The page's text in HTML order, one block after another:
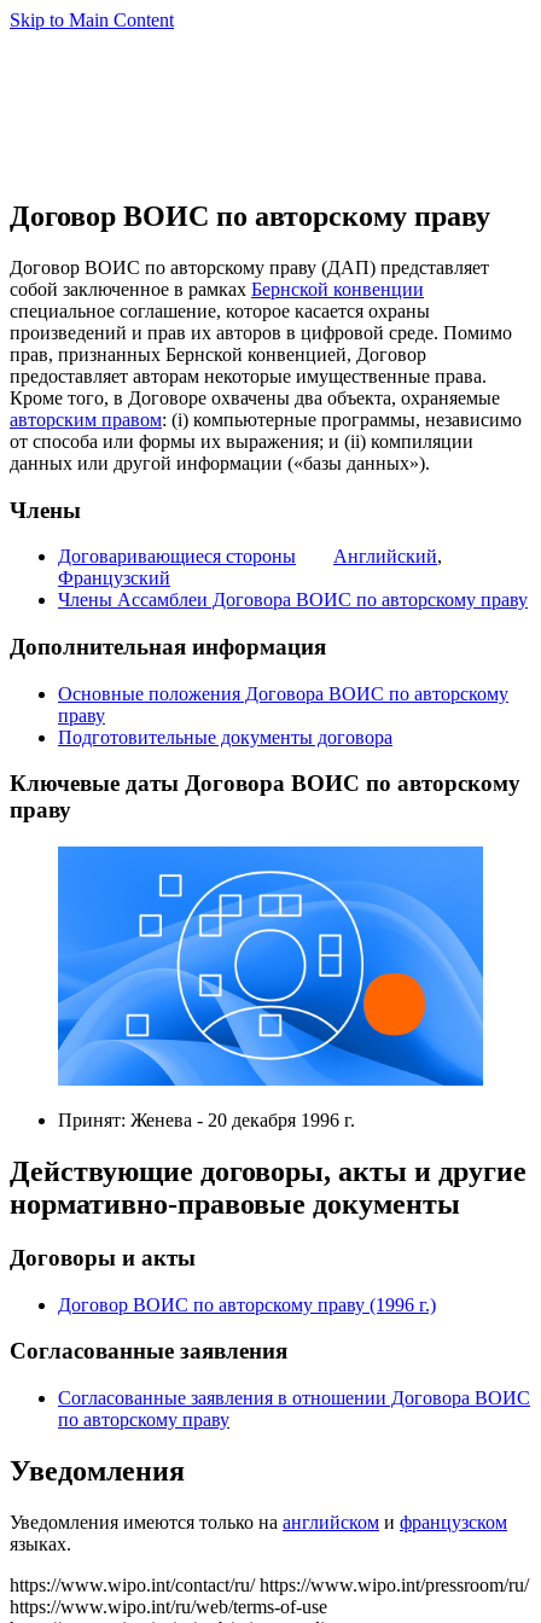
Skip to Main Content
Договор ВОИС по авторскому праву
Договор ВОИС по авторскому праву (ДАП) представляет
собой заключенное в рамках Бернской конвенции
специальное соглашение, которое касается охраны
произведений и прав их авторов в цифровой среде. Помимо
прав, признанных Бернской конвенцией, Договор
предоставляет авторам некоторые имущественные права.
Кроме того, в Договоре охвачены два объекта, охраняемые
авторским правом: (i) компьютерные программы, независимо
от способа или формы их выражения; и (ii) компиляции
данных или другой информации («базы данных»).
Члены
Договаривающиеся стороны Английский,
Французский
Члены Ассамблеи Договора ВОИС по авторскому праву
Дополнительная информация
Основные положения Договора ВОИС по авторскому
праву
Подготовительные документы договора
Ключевые даты Договора ВОИС по авторскому
праву
Принят: Женева - 20 декабря 1996 г.
Действующие договоры, акты и другие
нормативно-правовые документы
Договоры и акты
Договор ВОИС по авторскому праву (1996 г.)
Согласованные заявления
Согласованные заявления в отношении Договора ВОИС
по авторскому праву
Уведомления
Уведомления имеются только на английском и французском
языках.
https://www.wipo.int/contact/ru/ https://www.wipo.int/pressroom/ru/
https://www.wipo.int/ru/web/terms-of-use